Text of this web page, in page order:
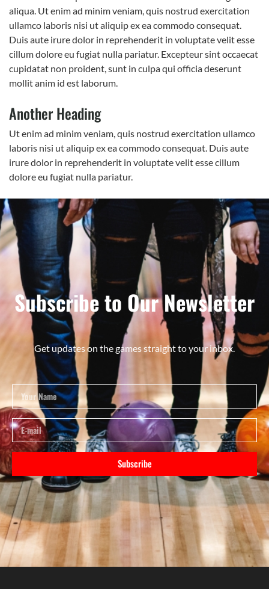
aliqua. Ut enim ad minim veniam, quis nostrud exercitation
ullamco laboris nisi ut aliquip ex ea commodo consequat.
Duis aute irure dolor in reprehenderit in voluptate velit esse
cillum dolore eu fugiat nulla pariatur. Excepteur sint occaecat
cupidatat non proident, sunt in culpa qui officia deserunt
mollit anim id est laborum.
Another Heading
Ut enim ad minim veniam, quis nostrud exercitation ullamco
laboris nisi ut aliquip ex ea commodo consequat. Duis aute
irure dolor in reprehenderit in voluptate velit esse cillum
dolore eu fugiat nulla pariatur.
Subscribe to Our Newsletter
Get updates on the games straight to your inbox.
Subscribe